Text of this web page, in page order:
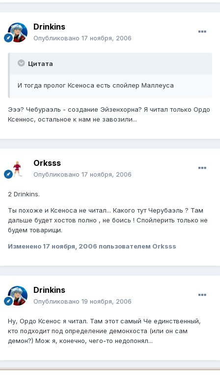
Drinkins
Опубликовано 17 ноября, 2006
Цитата
И тогда пролог Ксеноса есть спойлер Маллеуса
Эээ? Чебураэль - создание Эйзенхорна? Я читал только Ордо
Ксеннос, остальное к нам не завозили...
Orksss
Опубликовано 17 ноября, 2006
2 Drinkins.
Ты похоже и Ксеноса не читал... Какого тут Черубаэль ? Там
дальше будет хостов полно , не боись ! Спойлерить только не
будем товарищи.
Изменено 17 ноября, 2006 пользователем Orksss
Drinkins
Опубликовано 19 ноября, 2006
Ну, Ордо Ксенос я читал. Там этот самый Че единственный,
кто подходит под определение демонхоста (или он сам
демон?) Мож я, конечно, чего-то недопонял...